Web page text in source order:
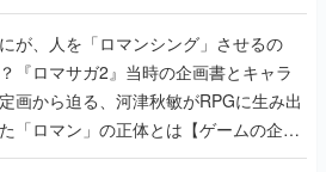
が、人を「ロマンシング」させるの
『ロマサガ2』当時の企画書とキャラ
画から迫る、河津秋敏がRPGに生み出
「ロマン」の正体とは【ゲームの企画